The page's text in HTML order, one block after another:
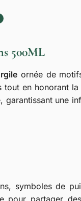
500ML
ornée de
en honorant
garantissant une
symboles de